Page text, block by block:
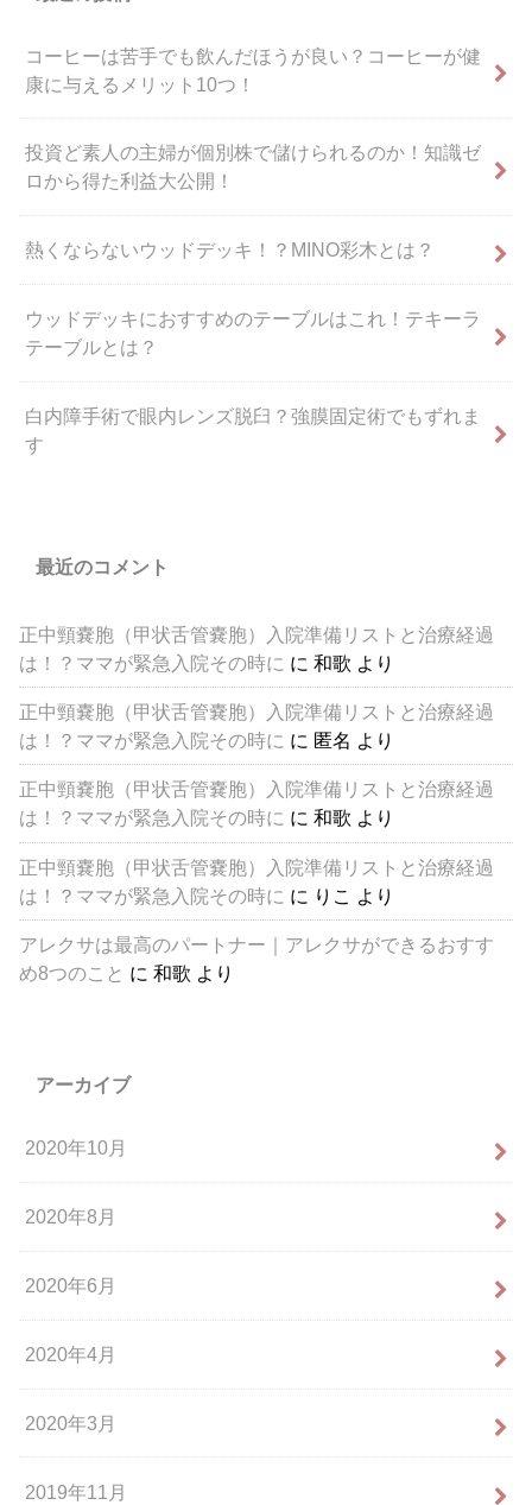
コーヒーは苦手でも飲んだほうが良い？コーヒーが健
康に与えるメリット10つ！
投資ど素人の主婦が個別株で儲けられるのか！知識ゼ
ロから得た利益大公開！
熱くならないウッドデッキ！？MINO彩木とは？
ウッドデッキにおすすめのテーブルはこれ！テキーラ
テーブルとは？
白内障手術で眼内レンズ脱臼？強膜固定術でもずれま
す
最近のコメント
正中頸嚢胞（甲状舌管嚢胞）入院準備リストと治療経過
は！？ママが緊急入院その時に に和歌 より
正中頸嚢胞（甲状舌管嚢胞）入院準備リストと治療経過
は！？ママが緊急入院その時に に 匿名 より
正中頸嚢胞（甲状舌管嚢胞）入院準備リストと治療経過
は！？ママが緊急入院その時に に和歌 より
正中頸嚢胞（甲状舌管嚢胞）入院準備リストと治療経過
は！？ママが緊急入院その時に に りこ より
アレクサは最高のパートナー｜アレクサができるおすす
め8つのこと に和歌 より
アーカイブ
2020年10月
2020年8月
2020年6月
2020年4月
2020年3月
2019年11月